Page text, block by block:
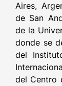
Aires,
de San
de la
donde se
del
del Centro